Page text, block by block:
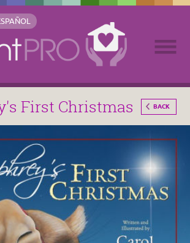
First Christmas BACK